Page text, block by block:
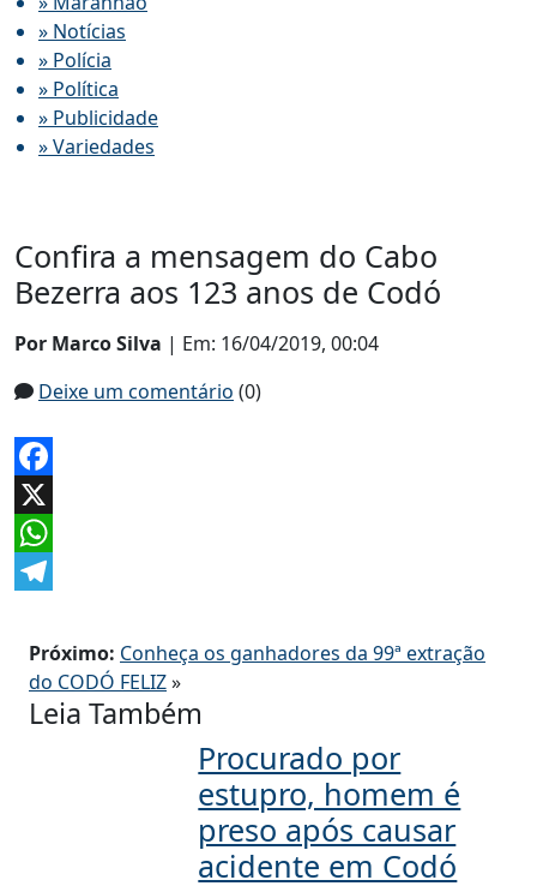
» Notícias
» Polícia
» Política
» Publicidade
» Variedades
Confira a mensagem do Cabo
Bezerra aos 123 anos de Codó
Por Marco Silva | Em: 16/04/2019, 00:04
Deixe um comentário (0)
Facebook
X
WhatsApp
Próximo: Conheça os ganhadores da 99ª extração
do CODÓ FELIZ»
Leia Também
Procurado por
estupro, homem é
preso após causar
acidente em Codó